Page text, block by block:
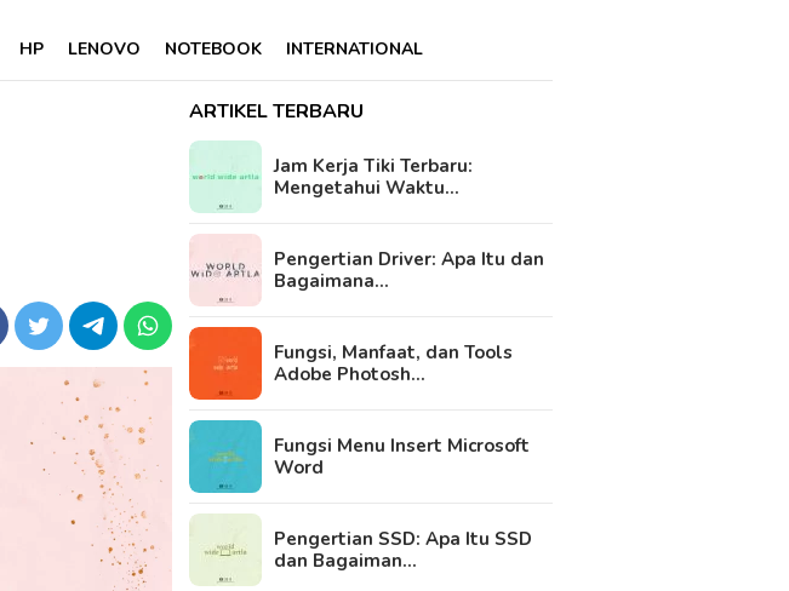
HP LENOVO NOTEBOOK INTERNATIONAL
ARTIKEL TERBARU
Jam Kerja Tiki Terbaru:
Mengetahui Waktu…
Pengertian Driver: Apa Itu dan
Bagaimana…
Fungsi, Manfaat, dan Tools
Adobe Photosh…
Fungsi Menu Insert Microsoft
Word
Pengertian SSD: Apa Itu SSD
dan Bagaiman…